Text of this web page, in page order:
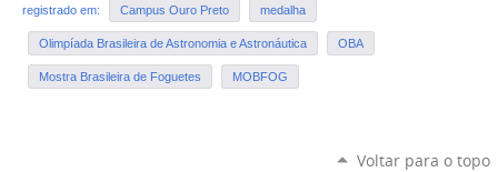
registrado em: Campus Ouro Preto medalha
Olimpíada Brasileira de Astronomia e Astronáutica OBA
Mostra Brasileira de Foguetes MOBFOG
Voltar para o topo